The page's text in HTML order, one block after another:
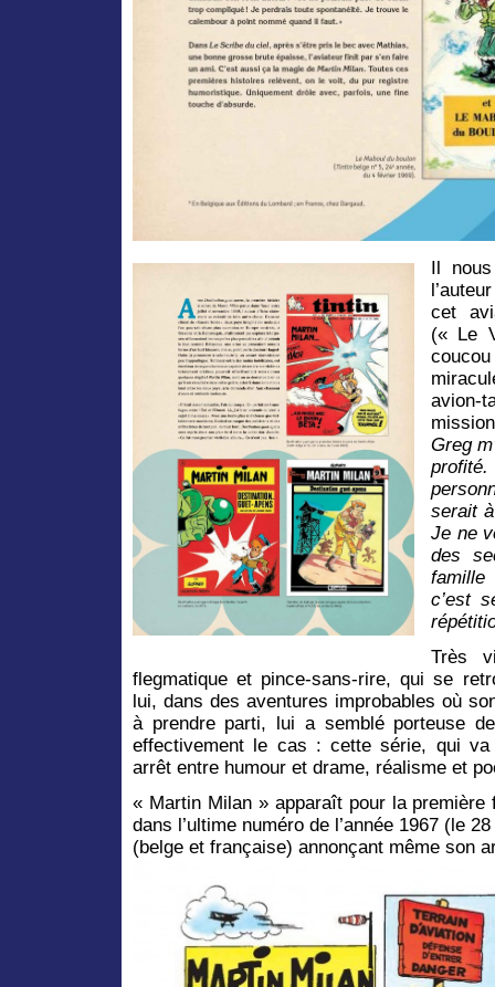
Il
cet
(« Le
Greg
serait
Je ne
des
c’est
Très
flegmatique et pince-sans-rire, qui se
lui, dans des aventures improbables où
à prendre parti, lui a semblé porteuse
effectivement le cas : cette série, qui
arrêt entre humour et drame, réalisme et
« Martin Milan » apparaît pour la
dans l’ultime numéro de l’année 1967 (le
(belge et française) annonçant même son